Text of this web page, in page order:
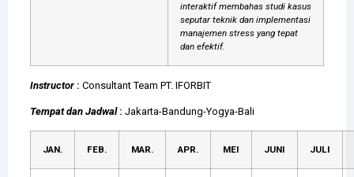
interaktif membahas studi kasus
seputar teknik dan implementasi
manajemen stress yang tepat
dan efektif.
Instructor : Consultant Team PT. IFORBIT
Tempat dan Jadwal: Jakarta-Bandung-Yogya-Bali
JAN. FEB. MAR. APR. MEI JUNI JULI